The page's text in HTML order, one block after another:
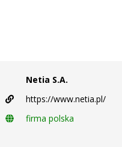
Netia S.A.
https://www.netia.pl/
firma polska